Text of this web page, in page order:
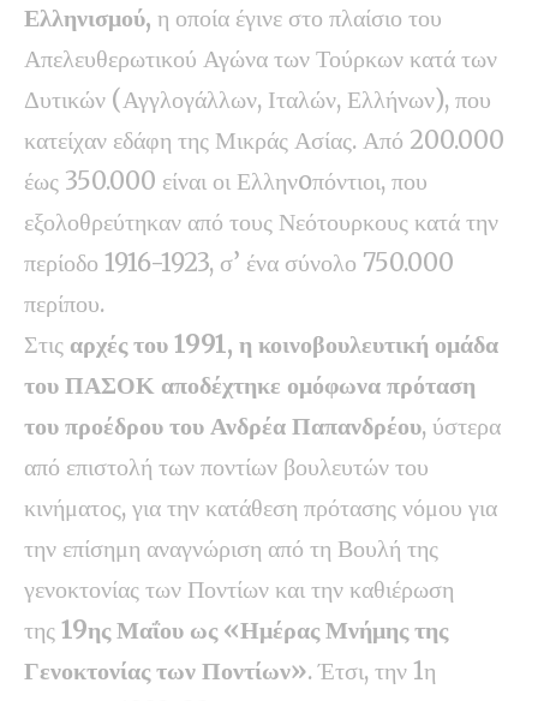
Ελληνισμού, η οποία έγινε στο πλαίσιο του
Απελευθερωτικού Αγώνα των Τούρκων κατά των
Δυτικών (Αγγλογάλλων, Ιταλών, Ελλήνων), που
κατείχαν εδάφη της Μικράς Ασίας. Από 200.000
έως 350.000 είναι οι Ελληνoπόντιοι, που
εξολοθρεύτηκαν από τους Νεότουρκους κατά την
περίοδο 1916-1923, σ’ ένα σύνολο 750.000
περίπου.
Στις αρχές του 1991, η κοινοβουλευτική ομάδα
του ΠΑΣΟΚ αποδέχτηκε ομόφωνα πρόταση
του προέδρου του Ανδρέα Παπανδρέου, ύστερα
από επιστολή των ποντίων βουλευτών του
κινήματος, για την κατάθεση πρότασης νόμου για
την επίσημη αναγνώριση από τη Βουλή της
γενοκτονίας των Ποντίων και την καθιέρωση
της 19ης Μαΐου ως «Ημέρας Μνήμης της
Γενοκτονίας των Ποντίων». Έτσι, την 1η